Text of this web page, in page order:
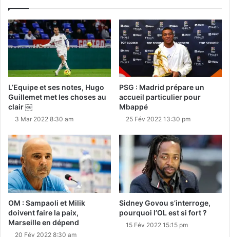
L’Equipe et ses notes, Hugo
Guillemet met les choses au
clair ￼
3 Mar 2022 8:30 am
PSG : Madrid prépare un
accueil particulier pour
Mbappé
25 Fév 2022 13:30 pm
OM : Sampaoli et Milik
doivent faire la paix,
Marseille en dépend
20 Fév 2022 8:30 am
Sidney Govou s’interroge,
pourquoi l’OL est si fort ?
15 Fév 2022 15:15 pm